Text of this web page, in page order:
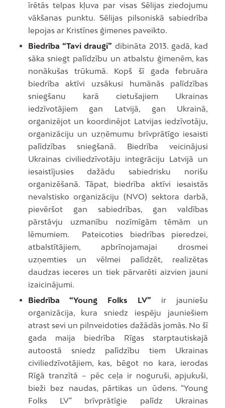
īrētās telpas kļuva par visas Sēlijas ziedojumu
vākšanas punktu. Sēlijas pilsoniskā sabiedrība
lepojas ar Kristīnes ģimenes paveikto.
Biedrība “Tavi draugi” dibināta 2013. gadā, kad
sāka sniegt palīdzību un atbalstu ģimenēm, kas
nonākušas trūkumā. Kopš šī gada februāra
biedrība aktīvi uzsākusi humānās palīdzības
sniegšanu karā cietušajiem Ukrainas
iedzīvotājiem gan Latvijā, gan Ukrainā,
organizējot un koordinējot Latvijas iedzīvotāju,
organizāciju un uzņēmumu brīvprātīgo iesaisti
palīdzības sniegšanā. Biedrība veicinājusi
Ukrainas civiliedzīvotāju integrāciju Latvijā un
iesaistījusies dažādu sabiedrisku norišu
organizēšanā. Tāpat, biedrība aktīvi iesaistās
nevalstisko organizāciju (NVO) sektora darbā,
pievēršot gan sabiedrības, gan valdības
pārstāvju uzmanību nozīmīgām tēmām un
lēmumiem. Pateicoties biedrības pieredzei,
atbalstītājiem, apbrīnojamajai drosmei
uzņemties un vēlmei palīdzēt, realizētas
daudzas ieceres un tiek pārvarēti aizvien jauni
izaicinājumi.
Biedrība “Young Folks LV” ir jauniešu
organizācija, kura sniedz iespēju jauniešiem
atrast sevi un pilnveidoties dažādās jomās. No šī
gada maija biedrība Rīgas starptautiskajā
autoostā sniedz palīdzību tiem Ukrainas
civiliedzīvotājiem, kas, bēgot no kara, ierodas
Rīgā tranzītā – pēc ceļa ir noguruši, apjukuši,
bieži bez naudas, pārtikas un ūdens. “Young
Folks LV” brīvprātīgie palīdz Ukrainas